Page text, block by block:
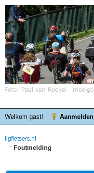
Welkom gast! Aanmelden
ligfietsers.nl
Foutmelding